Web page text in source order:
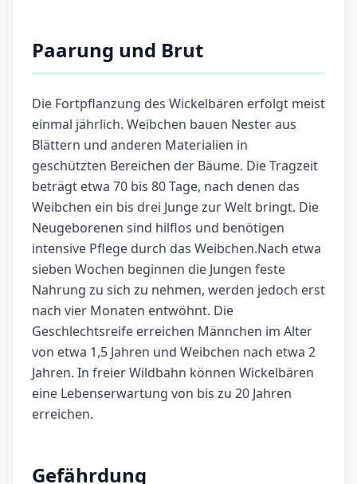
Paarung und Brut
Die Fortpflanzung des Wickelbären erfolgt meist
einmal jährlich. Weibchen bauen Nester aus
Blättern und anderen Materialien in
geschützten Bereichen der Bäume. Die Tragzeit
beträgt etwa 70 bis 80 Tage, nach denen das
Weibchen ein bis drei Junge zur Welt bringt. Die
Neugeborenen sind hilflos und benötigen
intensive Pflege durch das Weibchen.Nach etwa
sieben Wochen beginnen die Jungen feste
Nahrung zu sich zu nehmen, werden jedoch erst
nach vier Monaten entwöhnt. Die
Geschlechtsreife erreichen Männchen im Alter
von etwa 1,5 Jahren und Weibchen nach etwa 2
Jahren. In freier Wildbahn können Wickelbären
eine Lebenserwartung von bis zu 20 Jahren
erreichen.
Gefährdung